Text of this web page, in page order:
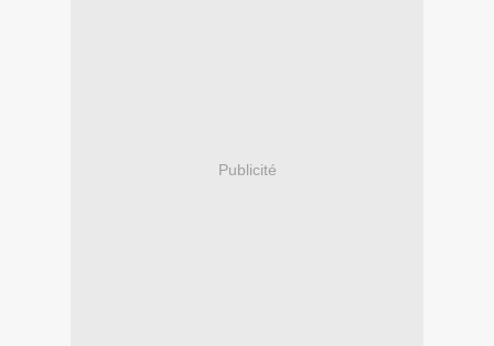
Publicité